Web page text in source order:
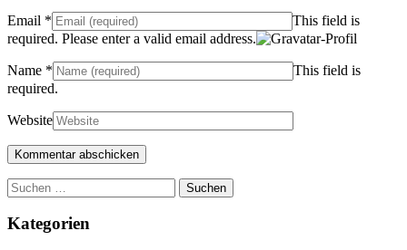
Email *
This field is
required. Please enter a valid email address.
Name *
This field is
required.
Website
Suchen
nach:
Kategorien